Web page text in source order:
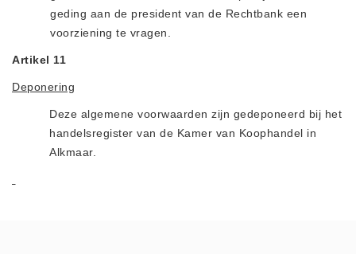
geding aan de president van de Rechtbank een
voorziening te vragen.
Artikel 11
Deponering
Deze algemene voorwaarden zijn gedeponeerd bij het
handelsregister van de Kamer van Koophandel in
Alkmaar.